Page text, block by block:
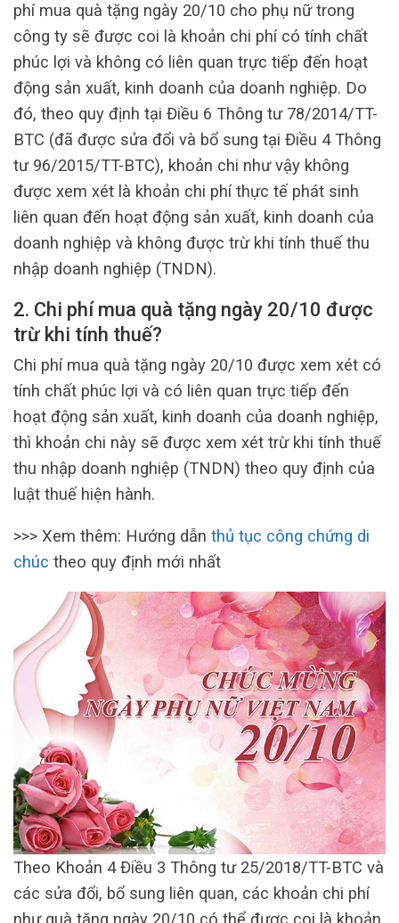
phí mua quà tặng ngày 20/10 cho phụ nữ trong
công ty sẽ được coi là khoản chi phí có tính chất
phúc lợi và không có liên quan trực tiếp đến hoạt
động sản xuất, kinh doanh của doanh nghiệp. Do
đó, theo quy định tại Điều 6 Thông tư 78/2014/TT-
BTC (đã được sửa đổi và bổ sung tại Điều 4 Thông
tư 96/2015/TT-BTC), khoản chi như vậy không
được xem xét là khoản chi phí thực tế phát sinh
liên quan đến hoạt động sản xuất, kinh doanh của
doanh nghiệp và không được trừ khi tính thuế thu
nhập doanh nghiệp (TNDN).
2. Chi phí mua quà tặng ngày 20/10 được
trừ khi tính thuế?
Chi phí mua quà tặng ngày 20/10 được xem xét có
tính chất phúc lợi và có liên quan trực tiếp đến
hoạt động sản xuất, kinh doanh của doanh nghiệp,
thì khoản chi này sẽ được xem xét trừ khi tính thuế
thu nhập doanh nghiệp (TNDN) theo quy định của
luật thuế hiện hành.
>>> Xem thêm: Hướng dẫn thủ tục công chứng di
chúc theo quy định mới nhất
Theo Khoản 4 Điều 3 Thông tư 25/2018/TT-BTC và
các sửa đổi, bổ sung liên quan, các khoản chi phí
như quà tặng ngày 20/10 có thể được coi là khoản